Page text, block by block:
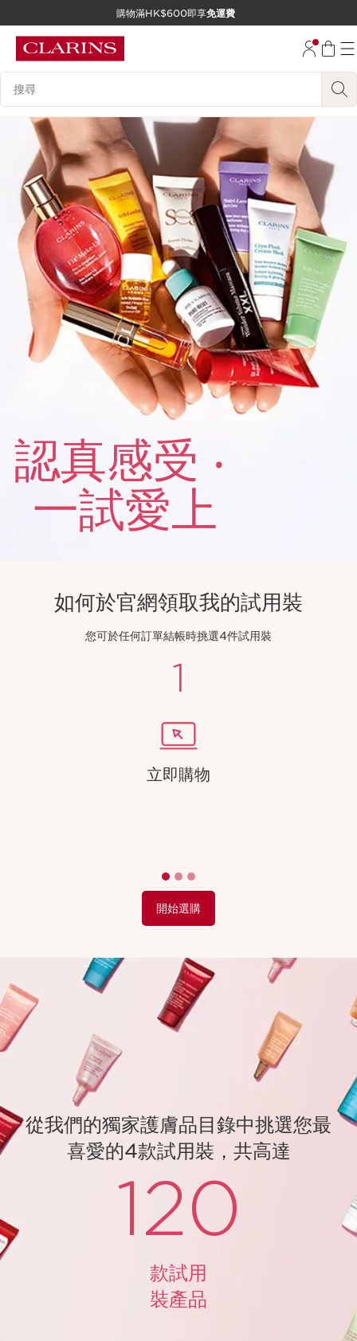
跳至內容
購物滿HK$600即享免運費
搜尋內容說明
認真感受 ‧
一試愛上
如何於官網領取我的試用裝
您可於任何訂單結帳時挑選4件試用裝
1
立即購物
開始選購
從我們的獨家護膚品目錄中挑選您最
喜愛的4款試用裝，共高達
120
款試用
裝產品